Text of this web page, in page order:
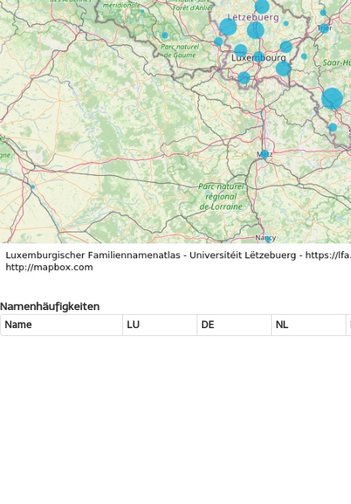
Namenhäufigkeiten
Name LU DE NL